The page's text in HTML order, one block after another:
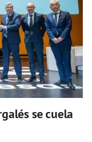
se cuela